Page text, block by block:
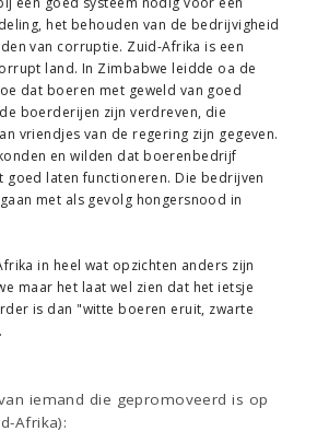
het behouden van de bedrijvigheid
van corruptie. Zuid-Afrika is een
land. In Zimbabwe leidde oa de
dat boeren met geweld van goed
boerderijen zijn verdreven, die
vriendjes van de regering zijn gegeven.
en wilden dat boerenbedrijf
goed laten functioneren. Die bedrijven
met als gevolg hongersnood in
in heel wat opzichten anders zijn
maar het laat wel zien dat het ietsje
is dan "witte boeren eruit, zwarte
iemand die gepromoveerd is op
Afrika):